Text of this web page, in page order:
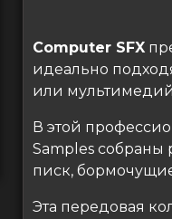
Computer SFX
идеально
или
В этой
Samples собраны
писк,
Эта передовая